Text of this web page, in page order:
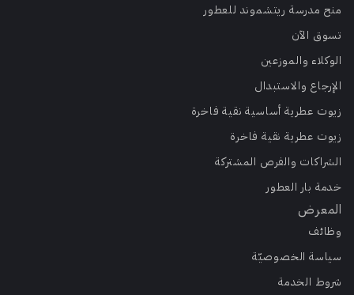
منح مدرسة ريتشموند للعطور
تسوق الآن
الوكلاء والموزعين
الإرجاع والاستبدال
زيوت عطرية أساسية نقية فاخرة
زيوت عطرية نقية فاخرة
الشراكات والفرص المشتركة
خدمة بار العطور
المعرض
وظائف
سياسة الخصوصيّة
شروط الخدمة